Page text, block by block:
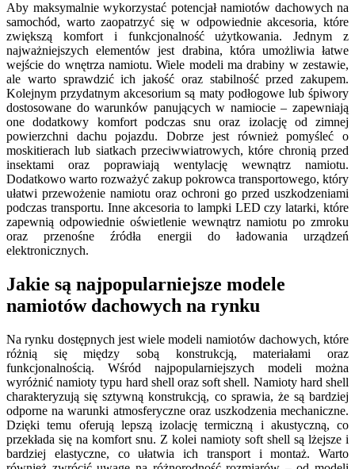
Aby maksymalnie wykorzystać potencjał namiotów dachowych na
samochód, warto zaopatrzyć się w odpowiednie akcesoria, które
zwiększą komfort i funkcjonalność użytkowania. Jednym z
najważniejszych elementów jest drabina, która umożliwia łatwe
wejście do wnętrza namiotu. Wiele modeli ma drabiny w zestawie,
ale warto sprawdzić ich jakość oraz stabilność przed zakupem.
Kolejnym przydatnym akcesorium są maty podłogowe lub śpiwory
dostosowane do warunków panujących w namiocie – zapewniają
one dodatkowy komfort podczas snu oraz izolację od zimnej
powierzchni dachu pojazdu. Dobrze jest również pomyśleć o
moskitierach lub siatkach przeciwwiatrowych, które chronią przed
insektami oraz poprawiają wentylację wewnątrz namiotu.
Dodatkowo warto rozważyć zakup pokrowca transportowego, który
ułatwi przewożenie namiotu oraz ochroni go przed uszkodzeniami
podczas transportu. Inne akcesoria to lampki LED czy latarki, które
zapewnią odpowiednie oświetlenie wewnątrz namiotu po zmroku
oraz przenośne źródła energii do ładowania urządzeń
elektronicznych.
Jakie są najpopularniejsze modele
namiotów dachowych na rynku
Na rynku dostępnych jest wiele modeli namiotów dachowych, które
różnią się między sobą konstrukcją, materiałami oraz
funkcjonalnością. Wśród najpopularniejszych modeli można
wyróżnić namioty typu hard shell oraz soft shell. Namioty hard shell
charakteryzują się sztywną konstrukcją, co sprawia, że są bardziej
odporne na warunki atmosferyczne oraz uszkodzenia mechaniczne.
Dzięki temu oferują lepszą izolację termiczną i akustyczną, co
przekłada się na komfort snu. Z kolei namioty soft shell są lżejsze i
bardziej elastyczne, co ułatwia ich transport i montaż. Warto